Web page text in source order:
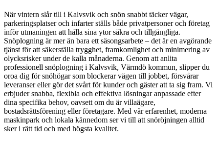
När vintern slår till i Kalvsvik och snön snabbt täcker vägar,
parkeringsplatser och infarter ställs både privatpersoner och företag
inför utmaningen att hålla sina ytor säkra och tillgängliga.
Snöplogning är mer än bara ett säsongsarbete – det är en avgörande
tjänst för att säkerställa trygghet, framkomlighet och minimering av
olycksrisker under de kalla månaderna. Genom att anlita
professionell snöplogning i Kalvsvik, Värmdö kommun, slipper du
oroa dig för snöhögar som blockerar vägen till jobbet, försvårar
leveranser eller gör det svårt för kunder och gäster att ta sig fram. Vi
erbjuder snabba, flexibla och effektiva lösningar anpassade efter
dina specifika behov, oavsett om du är villaägare,
bostadsrättsförening eller företagare. Med vår erfarenhet, moderna
maskinpark och lokala kännedom ser vi till att snöröjningen alltid
sker i rätt tid och med högsta kvalitet.